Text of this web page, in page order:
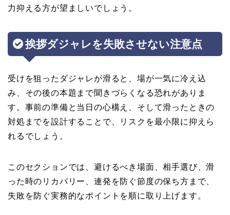
力抑える方が望ましいでしょう。
挨拶ダジャレを失敗させない注意点
受けを狙ったダジャレが滑ると、場が一気に冷え込
み、その後の本題まで聞きづらくなる恐れがありま
す。事前の準備と当日の心構え、そして滑ったときの
対処までを設計することで、リスクを最小限に抑えら
れるでしょう。
このセクションでは、避けるべき場面、相手選び、滑
った時のリカバリー、連発を防ぐ節度の保ち方まで、
失敗を防ぐ実務的なポイントを順に取り上げます。